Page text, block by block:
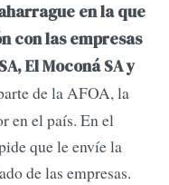
en la que
con las empresas
El Moconá SA y
de la AFOA, la
en el país. En el
que le envíe la
de las empresas.